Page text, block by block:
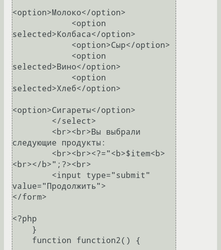
<option>Молоко</option>
selected>Колбаса</option>
selected>Вино</option>
selected>Хлеб</option>
<option>Сигареты</option>
следующие продукты:
<br></b>";?><br>
value="Продолжить">
</form>
<?php